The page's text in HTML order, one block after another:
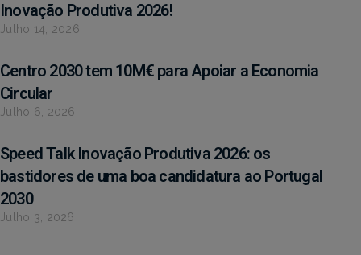
Inovação Produtiva 2026!
Julho 14, 2026
Centro 2030 tem 10M€ para Apoiar a Economia
Circular
Julho 6, 2026
Speed Talk Inovação Produtiva 2026: os
bastidores de uma boa candidatura ao Portugal
2030
Julho 3, 2026